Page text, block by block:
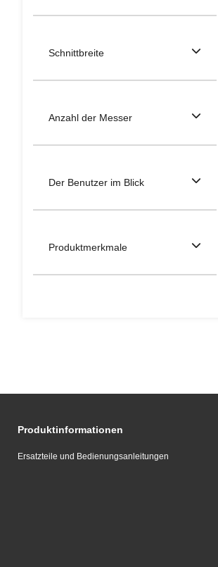
Schnittbreite
Anzahl der Messer
Der Benutzer im Blick
Produktmerkmale
Produktinformationen
Ersatzteile und Bedienungsanleitungen